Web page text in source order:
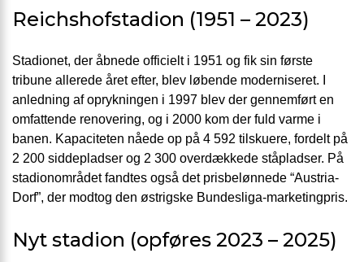
Reichshofstadion (1951 – 2023)
Stadionet, der åbnede officielt i 1951 og fik sin første
tribune allerede året efter, blev løbende moderniseret. I
anledning af oprykningen i 1997 blev der gennemført en
omfattende renovering, og i 2000 kom der fuld varme i
banen. Kapaciteten nåede op på 4 592 tilskuere, fordelt på
2 200 siddepladser og 2 300 overdækkede ståpladser. På
stadionområdet fandtes også det prisbelønnede “Austria-
Dorf”, der modtog den østrigske Bundesliga-marketingpris.
Nyt stadion (opføres 2023 – 2025)